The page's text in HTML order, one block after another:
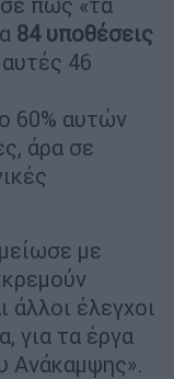
84 υποθέσεις
46
60% αυτών
άρα σε
με
έλεγχοι
για τα έργα
Ανάκαμψης».